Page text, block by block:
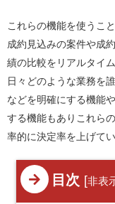
これらの機能を使うこ
成約見込みの案件や成
績の比較をリアルタイ
日々どのような業務を
などを明確にする機能
する機能もありこれら
率的に決定率を上げて
目次 [非表